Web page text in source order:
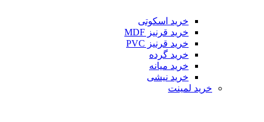
خرید اسکوتی
خرید قرنیز MDF
خرید قرنیز PVC
خرید گرده
خرید میانه
خرید نیشی
خرید لمینت